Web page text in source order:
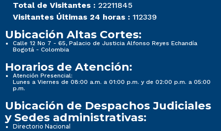
Total de Visitantes : 22211845
Visitantes Últimas 24 horas : 112339
Ubicación Altas Cortes:
Calle 12 No 7 - 65, Palacio de Justicia Alfonso Reyes Echandía
Bogotá - Colombia
Horarios de Atención:
Atención Presencial:
Lunes a Viernes de 08:00 a.m. a 01:00 p.m. y de 02:00 p.m. a 05:00
p.m.
Ubicación de Despachos Judiciales
y Sedes administrativas:
Directorio Nacional